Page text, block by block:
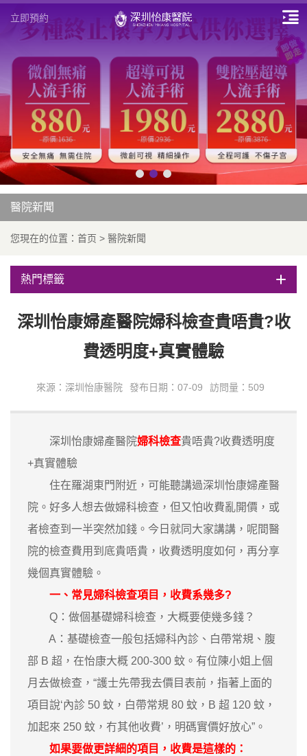
立即預約
醫院新聞
您現在的位置： 首页 > 醫院新聞
熱門標籤
深圳怡康婦產醫院婦科檢查貴唔貴?收
費透明度+真實體驗
來源：深圳怡康醫院 發布日期：07-09 訪問量：509
深圳怡康婦產醫院婦科檢查貴唔貴?收費透明度
+真實體驗
住在羅湖東門附近，可能聽講過深圳怡康婦產醫
院。好多人想去做婦科檢查，但又怕收費亂開價，或
者檢查到一半突然加錢。今日就同大家講講，呢間醫
院的檢查費用到底貴唔貴，收費透明度如何，再分享
幾個真實體驗。
一、常見婦科檢查項目，收費系幾多?
Q：做個基礎婦科檢查，大概要使幾多錢？
A：基礎檢查一般包括婦科內診、白帶常規、腹
部 B 超，在怡康大概 200-300 蚊。有位陳小姐上個
月去做檢查，“護士先帶我去價目表前，指著上面的
項目說‘內診 50 蚊，白帶常規 80 蚊，B 超 120 蚊，
加起來 250 蚊，冇其他收費’，明碼實價好放心”。
如果要做更詳細的項目，收費是這樣的：